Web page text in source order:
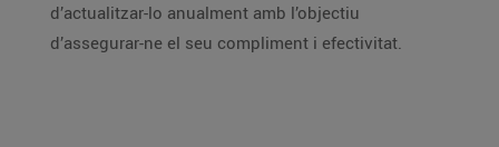
d’actualitzar-lo anualment amb l’objectiu
d’assegurar-ne el seu compliment i efectivitat.